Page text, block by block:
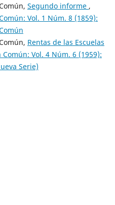
Segundo informe ,
Vol. 1 Núm. 8 (1859):
Rentas de las Escuelas
Vol. 4 Núm. 6 (1959):
Serie)